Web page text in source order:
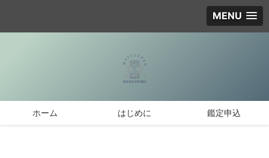
MENU
ホーム はじめに 鑑定申込